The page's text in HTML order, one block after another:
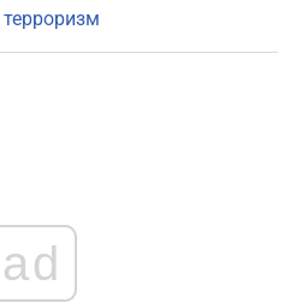
терроризм
ad